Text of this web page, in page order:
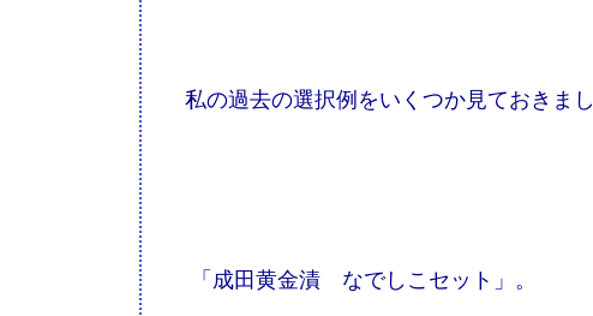
私の過去の選択例をいくつか見ておきま
「成田黄金漬 なでしこセット」。